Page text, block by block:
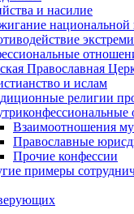
и насилие
Православная
и ислам
религии
Взаимоотношения
Православные
Прочие конфессии
примеры